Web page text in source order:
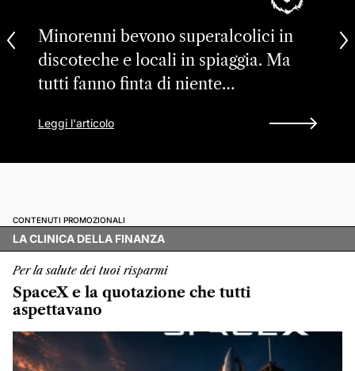
Minorenni bevono superalcolici in
discoteche e locali in spiaggia. Ma
tutti fanno finta di niente…
Leggi l'articolo
CONTENUTI PROMOZIONALI
LA CLINICA DELLA FINANZA
Per la salute dei tuoi risparmi
SpaceX e la quotazione che tutti
aspettavano